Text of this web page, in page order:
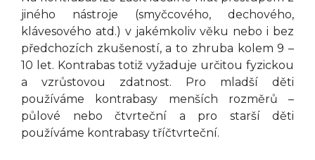
jiného nástroje (smyčcového, dechového,
klávesového atd.) v jakémkoliv věku nebo i bez
předchozích zkušeností, a to zhruba kolem 9 –
10 let. Kontrabas totiž vyžaduje určitou fyzickou
a vzrůstovou zdatnost. Pro mladší děti
používáme kontrabasy menších rozměrů –
půlové nebo čtvrteční a pro starší děti
používáme kontrabasy tříčtvrteční.